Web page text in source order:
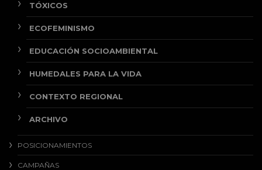
TÓXICOS
ECOFEMINISMO
EDUCACIÓN SOCIOAMBIENTAL
HUMEDALES PARA LA VIDA
CONTEXTO REGIONAL
ARCHIVO
POSICIONAMIENTOS
CAMPAÑAS